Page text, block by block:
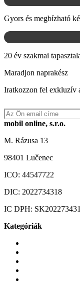
Gyors és megbízható
20 év szakmai
Maradjon naprakész
Iratkozzon fel exkluzív
mobil online, s.r.o.
M. Rázusa 13
98401 Lučenec
ICO: 44547722
DIC: 2022734318
IC DPH:
Kategóriák